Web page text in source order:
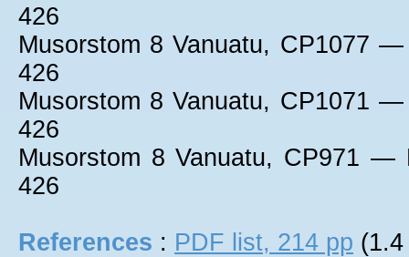
426
Musorstom 8 Vanuatu, CP1077
426
Musorstom 8 Vanuatu, CP1071
426
Musorstom 8 Vanuatu, CP971 —
426
References : PDF list, 214 pp